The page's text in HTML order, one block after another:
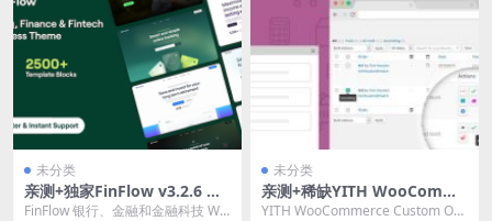
未分类
亲测+独家FinFlow v3.2.6 银
行、金融和金融科技 WordPr
FinFlow 银行、金融和金融科技 Wo
未分类
亲测+稀缺YITH WooComme
rce Custom Order Status P
YITH WooCommerce Custom Ord